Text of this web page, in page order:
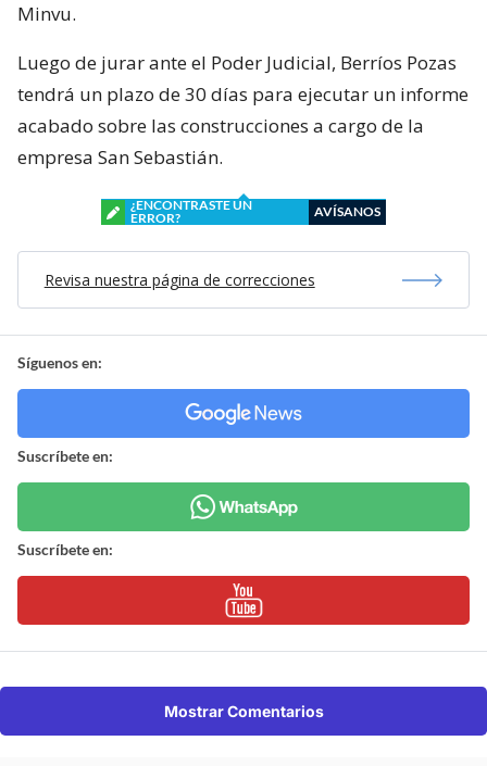
Minvu.
Luego de jurar ante el Poder Judicial, Berríos Pozas
tendrá un plazo de 30 días para ejecutar un informe
acabado sobre las construcciones a cargo de la
empresa San Sebastián.
¿ENCONTRASTE UN
ERROR?
AVÍSANOS
Revisa nuestra página de correcciones
Síguenos en:
Suscríbete en:
Suscríbete en:
Mostrar Comentarios